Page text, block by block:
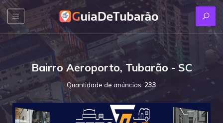
Bairro Aeroporto, Tubarão - SC
Quantidade de anúncios: 233